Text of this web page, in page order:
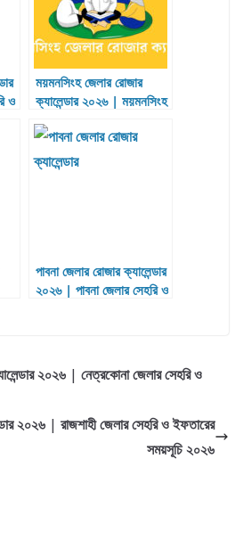
ও
ময়মনসিংহ জেলার রোজার
ক্যালেন্ডার ২০২৬ | ময়মনসিংহ
জেলার ইফতার ও সেহরীর
সময়সূচী ২০২৬
পাবনা জেলার রোজার ক্যালেন্ডার
২০২৬ | পাবনা জেলার সেহরি ও
২০২৬ | নেত্রকোনা জেলার সেহরি ও
২০২৬ | রাজশাহী জেলার সেহরি ও ইফতারের
সময়সূচি ২০২৬